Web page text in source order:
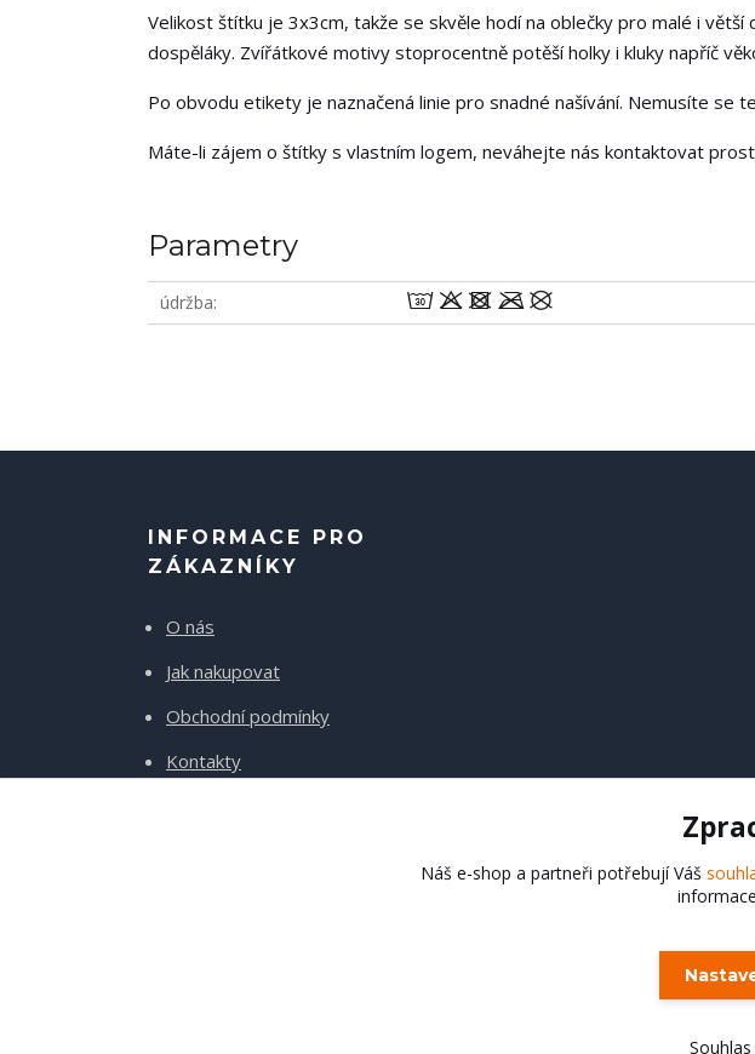
Velikost štítku je 3x3cm, takže se skvěle hodí na oblečky pro malé i
dospěláky. Zvířátkové motivy stoprocentně potěší holky i kluky napříč
Po obvodu etikety je naznačená linie pro snadné našívání. Nemusíte se
Máte-li zájem o štítky s vlastním logem, neváhejte nás kontaktovat
Parametry
údržba wodmU
INFORMACE PRO
ZÁKAZNÍKY
O nás
Jak nakupovat
Obchodní podmínky
Kontakty
Náš e-shop a partneři potřebují Váš